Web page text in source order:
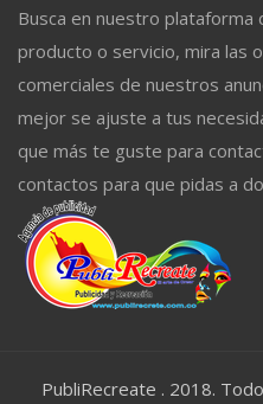
Busca en nuestro plataforma
producto o servicio, mira las
comerciales de nuestros
mejor se ajuste a tus
que más te guste para
contactos para que pidas a
PubliRecreate . 2018.